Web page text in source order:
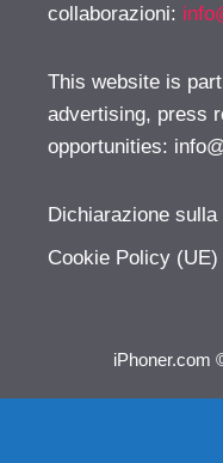
collaborazioni:
This website is
advertising, press
opportunities:
Dichiarazione
Cookie Policy (UE)
iPhoner.com